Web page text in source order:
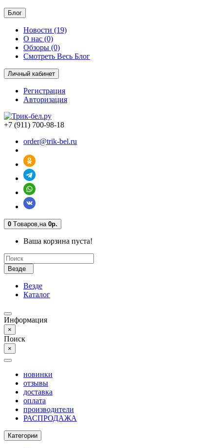
Блог
Новости (19)
О нас (0)
Обзоры (0)
Смотреть Весь Блог
Личный кабинет
Регистрация
Авторизация
+7 (911) 700-98-18
order@trik-bel.ru
0 Tоваров,на 0р.
Ваша корзина пуста!
Везде
Везде
Каталог
Информация
×
Поиск
×
новинки
отзывы
доставка
оплата
производители
РАСПРОДАЖА
Категории